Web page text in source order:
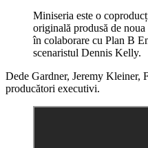
Miniseria este o
originală produsă de
în colaborare cu Plan B
scenaristul Dennis Kelly.
Dede Gardner, Jeremy Kleiner,
producători executivi.